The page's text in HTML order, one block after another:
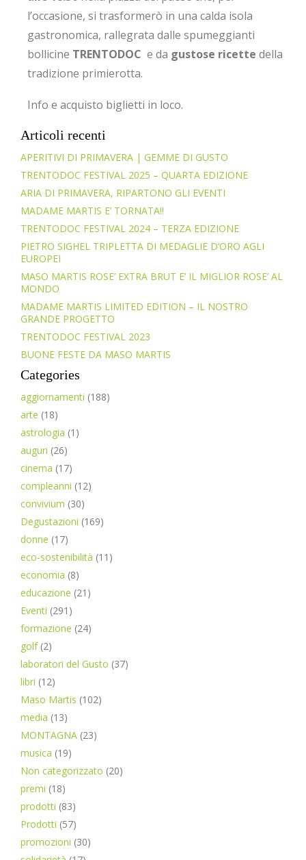
l’occasione, si trasformerò in una calda isola
gastronomica, rallegrata dalle spumeggianti
bollicine TRENTODOC e da gustose ricette della
tradizione primierotta.
Info e acquisto biglietti in loco.
Articoli recenti
APERITIVI DI PRIMAVERA | GEMME DI GUSTO
TRENTODOC FESTIVAL 2025 – QUARTA EDIZIONE
ARIA DI PRIMAVERA, RIPARTONO GLI EVENTI
MADAME MARTIS E’ TORNATA!!
TRENTODOC FESTIVAL 2024 – TERZA EDIZIONE
PIETRO SIGHEL TRIPLETTA DI MEDAGLIE D’ORO AGLI
EUROPEI
MASO MARTIS ROSE’ EXTRA BRUT E’ IL MIGLIOR ROSE’ AL
MONDO
MADAME MARTIS LIMITED EDITION – IL NOSTRO
GRANDE PROGETTO
TRENTODOC FESTIVAL 2023
BUONE FESTE DA MASO MARTIS
Categories
aggiornamenti (188)
arte (18)
astrologia (1)
auguri (26)
cinema (17)
compleanni (12)
convivium (30)
Degustazioni (169)
donne (17)
eco-sostenibilità (11)
economia (8)
educazione (21)
Eventi (291)
formazione (24)
golf(2)
laboratori del Gusto (37)
libri (12)
Maso Martis (102)
media (13)
MONTAGNA (23)
musica (19)
Non categorizzato (20)
premi (18)
prodotti (83)
Prodotti (57)
promozioni (30)